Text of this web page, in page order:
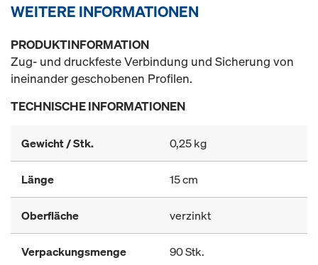
WEITERE INFORMATIONEN
PRODUKTINFORMATION
Zug- und druckfeste Verbindung und Sicherung von
ineinander geschobenen Profilen.
TECHNISCHE INFORMATIONEN
Gewicht / Stk. 0,25 kg
Länge 15 cm
Oberfläche verzinkt
Verpackungsmenge 90 Stk.